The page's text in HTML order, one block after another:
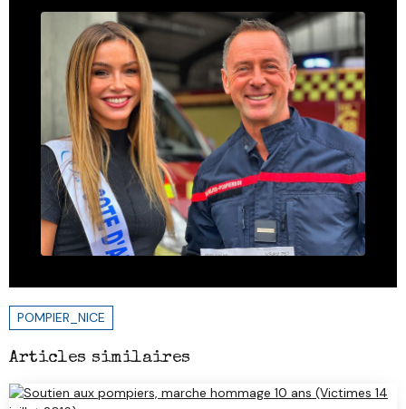
POMPIER_NICE
Articles similaires